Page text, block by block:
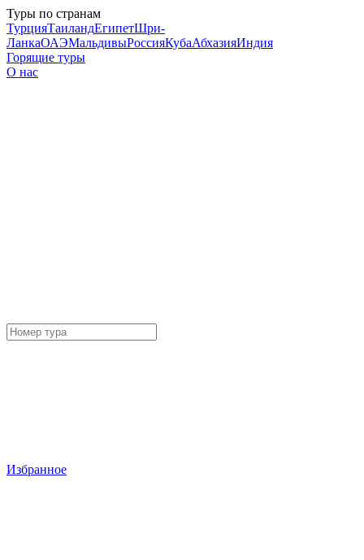
Туры по странам
ТурцияТаиландЕгипетШри-
ЛанкаОАЭМальдивыРоссияКубаАбхазияИндия
Горящие туры
О нас
Избранное